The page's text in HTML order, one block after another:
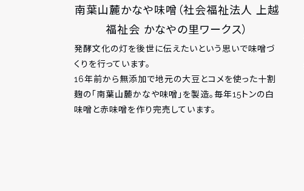
南葉山麓かなや味噌（社会福祉法人 上越
福祉会 かなやの里ワークス）
発酵文化の灯を後世に伝えたいという思いで味噌づ
くりを行っています。
16年前から無添加で地元の大豆とコメを使った十割
麹の「南葉山麓かなや味噌」を製造。毎年15トンの白
味噌と赤味噌を作り完売しています。